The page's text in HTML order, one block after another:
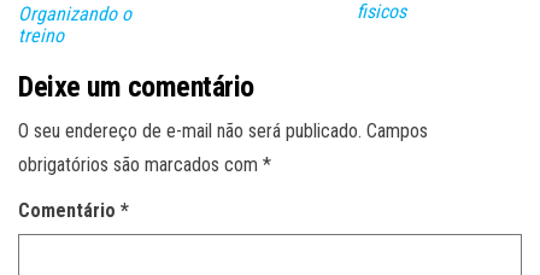
Organizando o
treino
fisicos
Deixe um comentário
O seu endereço de e-mail não será publicado. Campos
obrigatórios são marcados com *
Comentário *